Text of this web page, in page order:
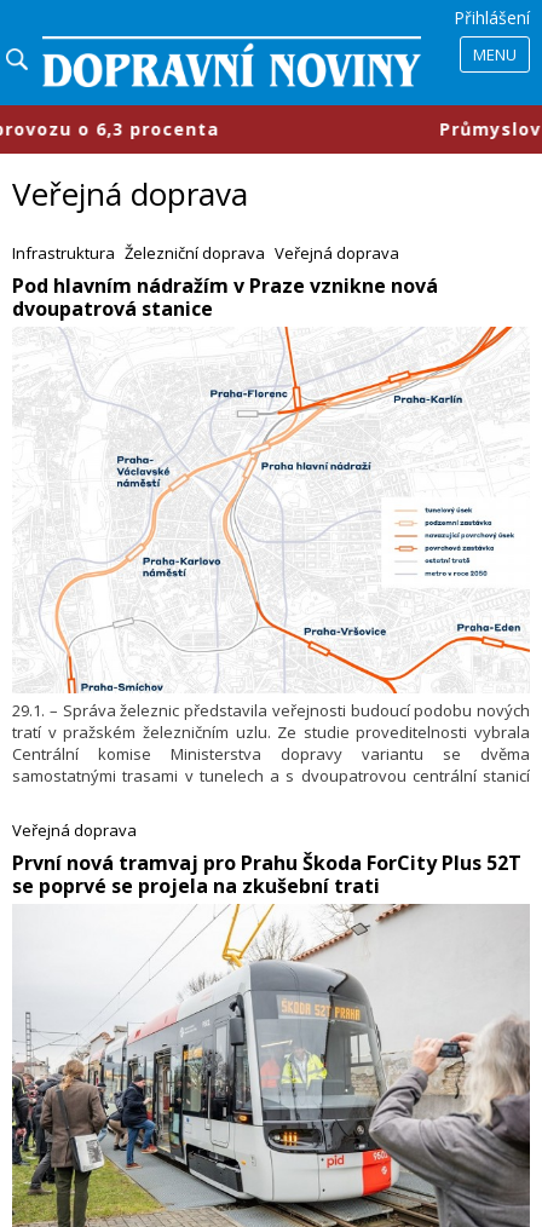
Přihlášení
MENU
​Průmyslové parky se
Veřejná doprava
Infrastruktura Železniční doprava Veřejná doprava
​Pod hlavním nádražím v Praze vznikne nová
dvoupatrová stanice
29.1. – Správa železnic představila veřejnosti budoucí podobu nových
tratí v pražském železničním uzlu. Ze studie proveditelnosti vybrala
Centrální komise Ministerstva dopravy variantu se dvěma
samostatnými trasami v tunelech a s dvoupatrovou centrální stanicí
zastávky.
Veřejná doprava
​První nová tramvaj pro Prahu Škoda ForCity Plus 52T
se poprvé se projela na zkušební trati